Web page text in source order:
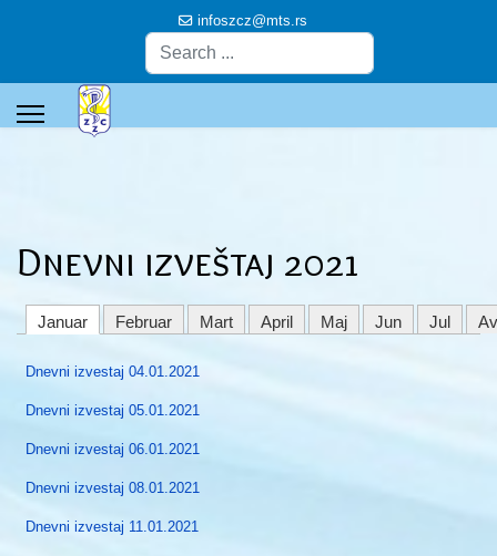
infoszcz@mts.rs
Dnevni izveštaj 2021
Januar Februar Mart April Maj Jun Jul
Dnevni izvestaj 04.01.2021
Dnevni izvestaj 05.01.2021
Dnevni izvestaj 06.01.2021
Dnevni izvestaj 08.01.2021
Dnevni izvestaj 11.01.2021